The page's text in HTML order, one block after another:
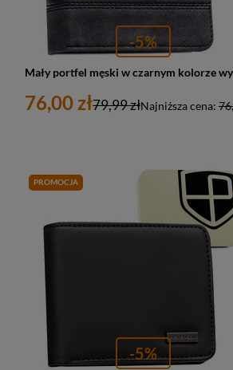
-5%
76,00 zł Najniższa cena:
79,99 zł
PROMOCJA
-5%